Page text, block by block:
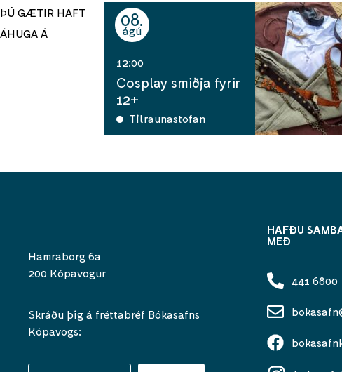
ÞÚ GÆTIR HAFT
ÁHUGA Á
08
ágú
12:00
Cosplay smiðja fyrir
12+
Tilraunastofan
Hamraborg 6a
200 Kópavogur
Skráðu þig á fréttabréf Bókasafns
Kópavogs:
HAFÐU
MEÐ
441 6800